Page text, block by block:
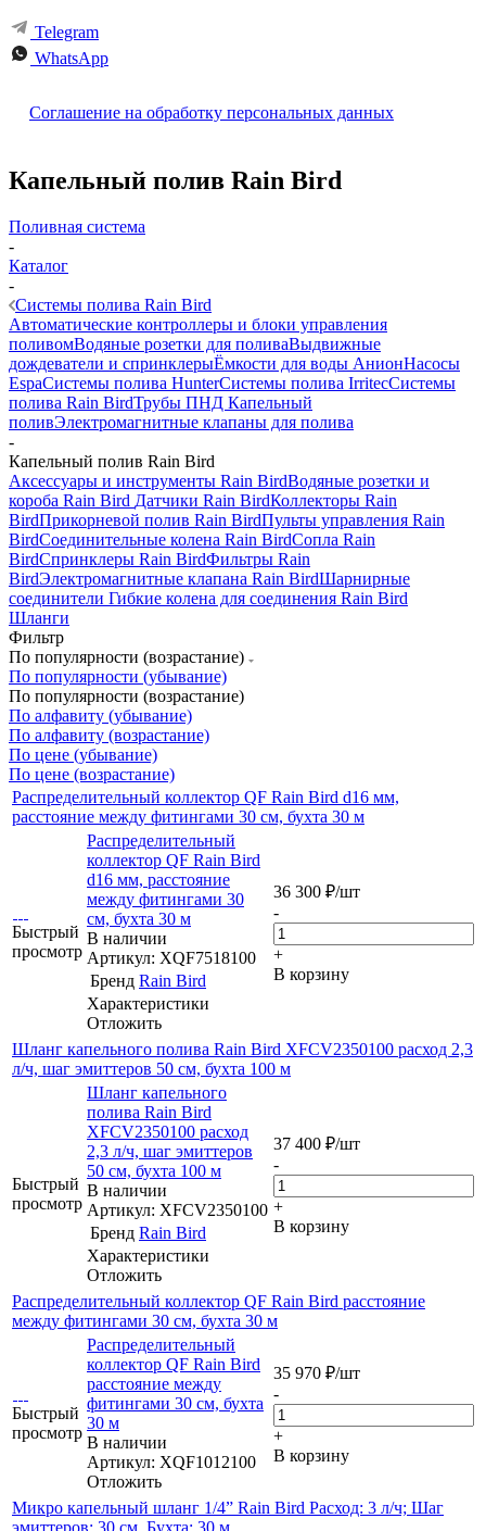
Telegram
WhatsApp
Соглашение на обработку персональных данных
Капельный полив Rain Bird
Поливная система
-
Каталог
-
Системы полива Rain Bird
Автоматические контроллеры и блоки управления
поливомВодяные розетки для поливаВыдвижные
дождеватели и спринклерыЁмкости для воды АнионНасосы
EspaСистемы полива HunterСистемы полива IrritecСистемы
полива Rain BirdТрубы ПНД Капельный
поливЭлектромагнитные клапаны для полива
-
Капельный полив Rain Bird
Аксессуары и инструменты Rain BirdВодяные розетки и
короба Rain Bird Датчики Rain BirdКоллекторы Rain
BirdПрикорневой полив Rain BirdПульты управления Rain
BirdСоединительные колена Rain BirdСопла Rain
BirdСпринклеры Rain BirdФильтры Rain
BirdЭлектромагнитные клапана Rain BirdШарнирные
соединители Гибкие колена для соединения Rain Bird
Шланги
Фильтр
По популярности (возрастание)
По популярности (убывание)
По популярности (возрастание)
По алфавиту (убывание)
По алфавиту (возрастание)
По цене (убывание)
По цене (возрастание)
Распределительный коллектор QF Rain Bird d16 мм,
расстояние между фитингами 30 см, бухта 30 м
Быстрый
просмотр
Распределительный
коллектор QF Rain Bird
d16 мм, расстояние
между фитингами 30
см, бухта 30 м
В наличии
Артикул: XQF7518100
Бренд Rain Bird
Характеристики
Отложить
36 300 ₽/шт
-
+
В корзину
Шланг капельного полива Rain Bird XFCV2350100 расход 2,3
л/ч, шаг эмиттеров 50 см, бухта 100 м
Быстрый
просмотр
Шланг капельного
полива Rain Bird
XFCV2350100 расход
2,3 л/ч, шаг эмиттеров
50 см, бухта 100 м
В наличии
Артикул: XFCV2350100
Бренд Rain Bird
Характеристики
Отложить
37 400 ₽/шт
-
+
В корзину
Распределительный коллектор QF Rain Bird расстояние
между фитингами 30 см, бухта 30 м
Быстрый
просмотр
Распределительный
коллектор QF Rain Bird
расстояние между
фитингами 30 см, бухта
30 м
В наличии
Артикул: XQF1012100
Отложить
35 970 ₽/шт
-
+
В корзину
Микро капельный шланг 1/4” Rain Bird Расход: 3 л/ч; Шаг
эмиттеров: 30 см, Бухта: 30 м